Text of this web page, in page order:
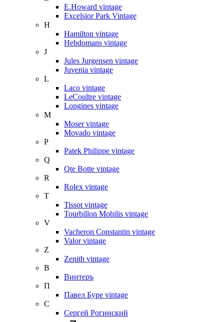
E.Howard vintage
Excelsior Park Vintage
H
Hamilton vintage
Hebdomans vintage
J
Jules Jurgensen vintage
Juvenia vintage
L
Laco vintage
LeCoultre vintage
Longines vintage
M
Moser vintage
Movado vintage
P
Patek Philippe vintage
Q
Qte Botte vintage
R
Rolex vintage
T
Tissot vintage
Tourbillon Mobilis vintage
V
Vacheron Constantin vintage
Valor vintage
Z
Zenith vintage
В
Винтеръ
П
Павел Буре vintage
С
Сергей Рогинский